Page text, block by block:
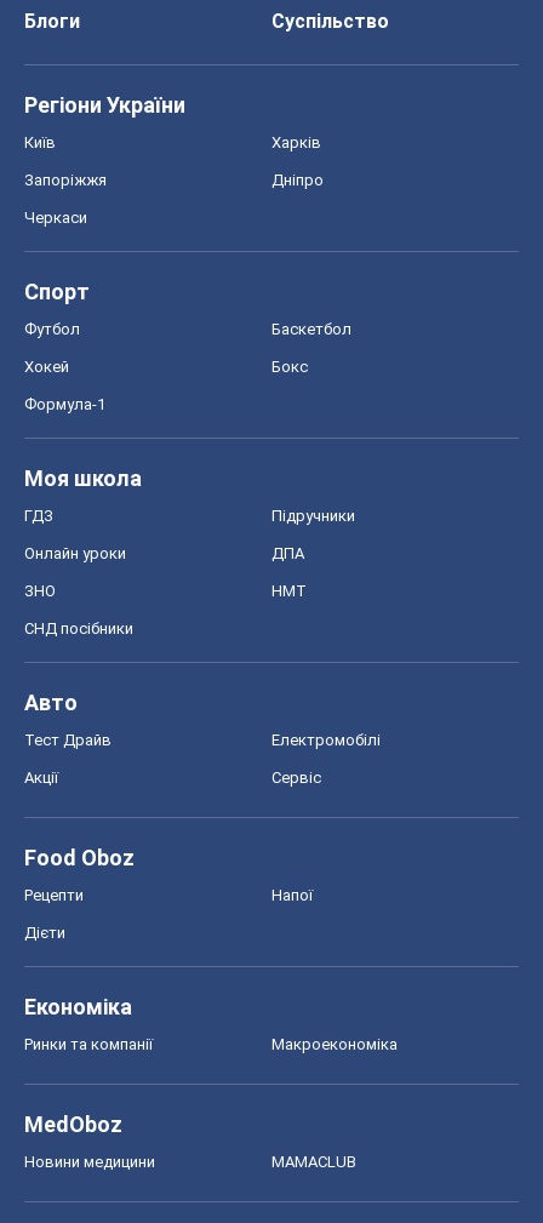
Блоги
Суспільство
Регіони України
Київ Харків
Запоріжжя Дніпро
Черкаси
Спорт
Футбол Баскетбол
Хокей Бокс
Формула-1
Моя школа
ГДЗ Підручники
Онлайн уроки ДПА
ЗНО НМТ
СНД посібники
Авто
Тест Драйв Електромобілі
Акції Сервіс
Food Oboz
Рецепти Напої
Дієти
Економіка
Ринки та компанії Макроекономіка
MedOboz
Новини медицини MAMACLUB